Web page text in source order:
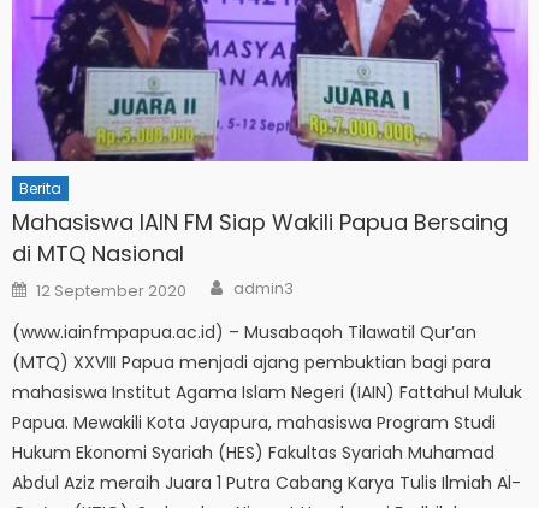
Berita
Mahasiswa IAIN FM Siap Wakili Papua Bersaing
di MTQ Nasional
Posted
on
12 September 2020 Author
admin3
(www.iainfmpapua.ac.id) – Musabaqoh Tilawatil Qur’an
(MTQ) XXVIII Papua menjadi ajang pembuktian bagi para
mahasiswa Institut Agama Islam Negeri (IAIN) Fattahul Muluk
Papua. Mewakili Kota Jayapura, mahasiswa Program Studi
Hukum Ekonomi Syariah (HES) Fakultas Syariah Muhamad
Abdul Aziz meraih Juara 1 Putra Cabang Karya Tulis Ilmiah Al-